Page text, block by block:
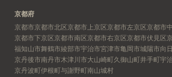
京都府
京都市京都市北区京都市上京区京都市左京区京都市
京都市下京区京都市南区京都市右京区京都市伏見区
福知山市舞鶴市綾部市宇治市宮津市亀岡市城陽市向
京丹後市南丹市木津川市大山崎町久御山町井手町宇
京丹波町伊根町与謝野町南山城村